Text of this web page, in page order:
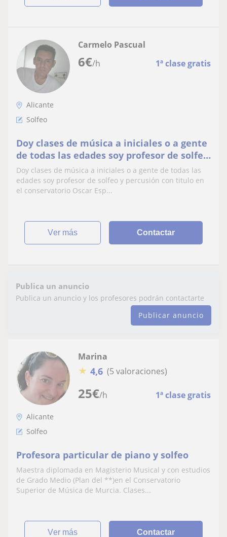
6€/h 1ª clase gratis
Carmelo Pascual
Alicante
Solfeo
Doy clases de música a iniciales o a gente
de todas las edades soy profesor de solfeo
y percusión con titulo en el conservatorio
Oscar Espla de alicante
Doy clases de música a iniciales o a gente de todas las
edades soy profesor de solfeo y percusión con titulo en
el conservatorio Oscar Esp...
ver más Contactar
Publica un anuncio
Publica un anuncio y los profesores podrán contactarte
Publicar anuncio
25€/h 1ª clase gratis
Marina
★ 4,6 (5 valoraciones)
Alicante
Solfeo
Profesora particular de piano y solfeo
Maestra diplomada en Magisterio Musical y con estudios
de Grado Medio (Plan del **)en el Conservatorio
Superior de Música de Murcia. Clases...
ver más Contactar